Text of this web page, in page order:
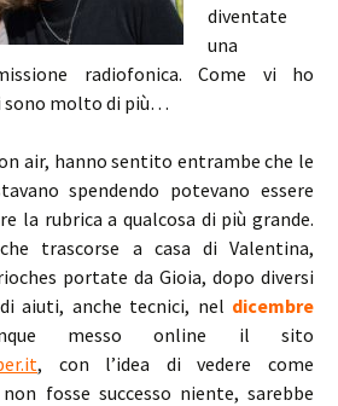
diventate
una
radiofonica. Come vi ho
sono molto di più…
air, hanno sentito entrambe che le
spendendo potevano essere
la rubrica a qualcosa di più grande.
trascorse a casa di Valentina,
portate da Gioia, dopo diversi
aiuti, anche tecnici, nel dicembre
messo online il sito
, con l’idea di vedere come
fosse successo niente, sarebbe